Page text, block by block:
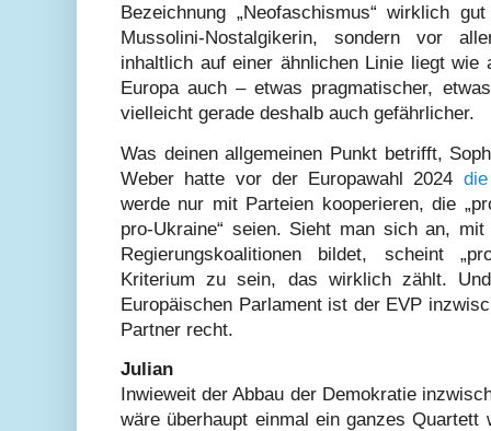
Bezeichnung „Neofaschismus“ wirklich
Mussolini-Nostalgikerin, sondern vor
inhaltlich auf einer ähnlichen Linie liegt wie
Europa auch – etwas pragmatischer,
vielleicht gerade deshalb auch gefährlicher.
Was deinen allgemeinen Punkt betrifft,
Weber hatte vor der Europawahl 2024
werde nur mit Parteien kooperieren, die
pro-Ukraine“ seien. Sieht man sich an,
Regierungskoalitionen bildet, scheint
Kriterium zu sein, das wirklich zählt.
Europäischen Parlament ist der EVP
Partner recht.
Julian
Inwieweit der Abbau der Demokratie
wäre überhaupt einmal ein ganzes